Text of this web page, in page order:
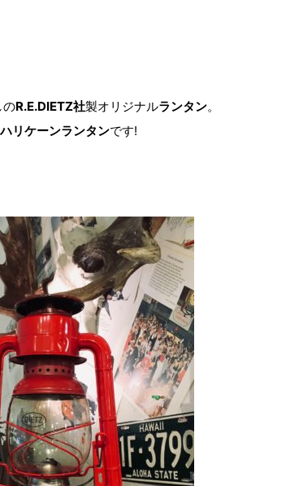
のR.E.DIETZ社製オリジナルランタン。
ハリケーンランタンです!